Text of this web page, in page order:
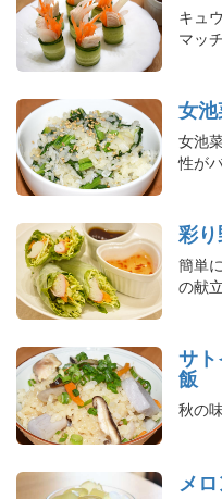
キュ
マッ
女
女池
性が
彩
簡単
の献
サ
飯
秋の
メ